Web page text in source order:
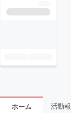
ホーム 活動